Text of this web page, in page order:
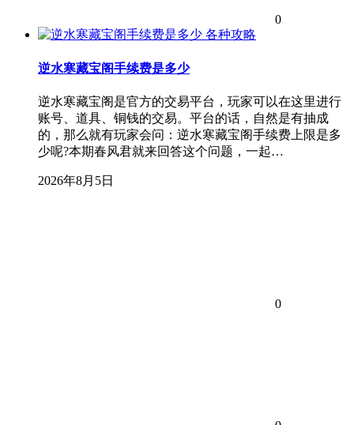
0
各种攻略
逆水寒藏宝阁手续费是多少
逆水寒藏宝阁是官方的交易平台，玩家可以在这里进行
账号、道具、铜钱的交易。平台的话，自然是有抽成
的，那么就有玩家会问：逆水寒藏宝阁手续费上限是多
少呢?本期春风君就来回答这个问题，一起…
2026年8月5日
0